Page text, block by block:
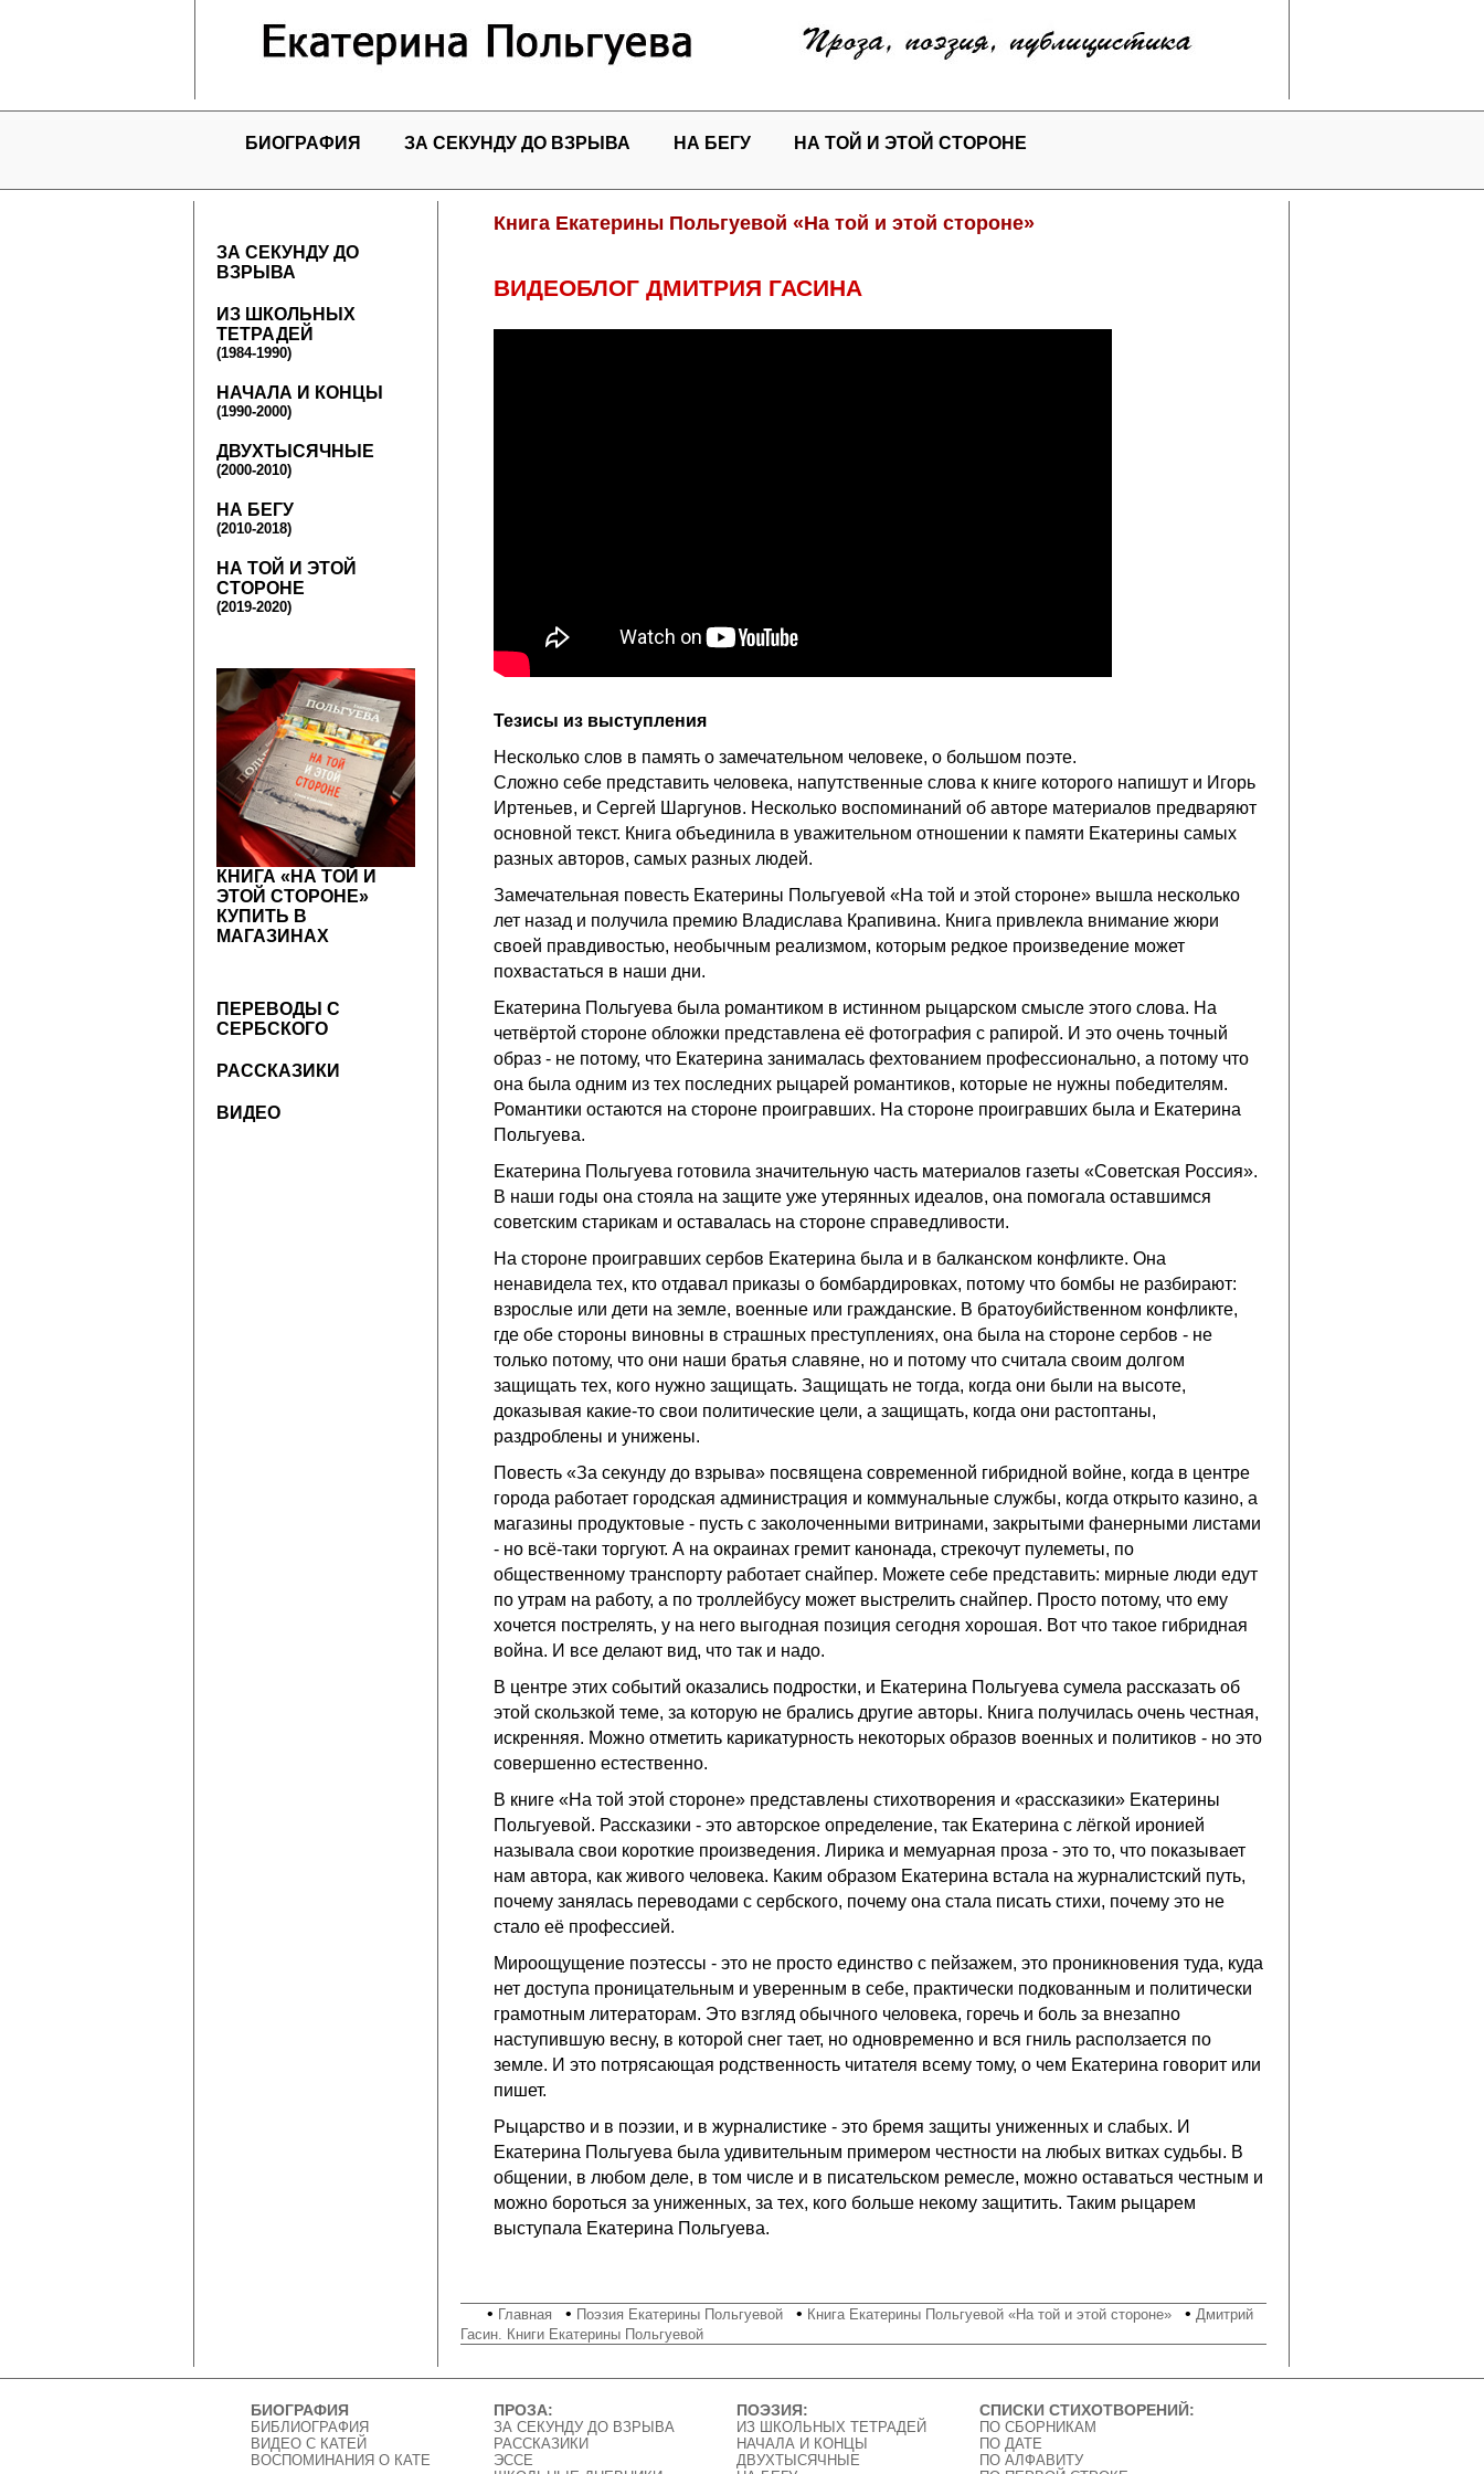
БИОГРАФИЯ ЗА СЕКУНДУ ДО ВЗРЫВА НА БЕГУ НА ТОЙ И ЭТОЙ СТОРОНЕ
ЗА СЕКУНДУ ДО
ВЗРЫВА
ИЗ ШКОЛЬНЫХ
ТЕТРАДЕЙ
(1984-1990)
НАЧАЛА И КОНЦЫ
(1990-2000)
ДВУХТЫСЯЧНЫЕ
(2000-2010)
НА БЕГУ
(2010-2018)
НА ТОЙ И ЭТОЙ
СТОРОНЕ
(2019-2020)
КНИГА «НА ТОЙ И
ЭТОЙ СТОРОНЕ»
КУПИТЬ В
МАГАЗИНАХ
ПЕРЕВОДЫ С
СЕРБСКОГО
РАССКАЗИКИ
ВИДЕО
Книга Екатерины Польгуевой «На той и этой стороне»
ВИДЕОБЛОГ ДМИТРИЯ ГАСИНА
Тезисы из выступления
Несколько слов в память о замечательном человеке, о большом поэте.
Cложно себе представить человека, напутственные слова к книге которого напишут и Игорь
Иртеньев, и Сергей Шаргунов. Несколько воспоминаний об авторе материалов предваряют
основной текст. Книга объединила в уважительном отношении к памяти Екатерины самых
разных авторов, самых разных людей.
Замечательная повесть Екатерины Польгуевой «На той и этой стороне» вышла несколько
лет назад и получила премию Владислава Крапивина. Книга привлекла внимание жюри
своей правдивостью, необычным реализмом, которым редкое произведение может
похвастаться в наши дни.
Екатерина Польгуева была романтиком в истинном рыцарском смысле этого слова. На
четвёртой стороне обложки представлена её фотография с рапирой. И это очень точный
образ - не потому, что Екатерина занималась фехтованием профессионально, а потому что
она была одним из тех последних рыцарей романтиков, которые не нужны победителям.
Романтики остаются на стороне проигравших. На стороне проигравших была и Екатерина
Польгуева.
Екатерина Польгуева готовила значительную часть материалов газеты «Советская Россия».
В наши годы она стояла на защите уже утерянных идеалов, она помогала оставшимся
советским старикам и оставалась на стороне справедливости.
На стороне проигравших сербов Екатерина была и в балканском конфликте. Она
ненавидела тех, кто отдавал приказы о бомбардировках, потому что бомбы не разбирают:
взрослые или дети на земле, военные или гражданские. В братоубийственном конфликте,
где обе стороны виновны в страшных преступлениях, она была на стороне сербов - не
только потому, что они наши братья славяне, но и потому что считала своим долгом
защищать тех, кого нужно защищать. Защищать не тогда, когда они были на высоте,
доказывая какие-то свои политические цели, а защищать, когда они растоптаны,
раздроблены и унижены.
Повесть «За секунду до взрыва» посвящена современной гибридной войне, когда в центре
города работает городская администрация и коммунальные службы, когда открыто казино, а
магазины продуктовые - пусть с заколоченными витринами, закрытыми фанерными листами
- но всё-таки торгуют. А на окраинах гремит канонада, стрекочут пулеметы, по
общественному транспорту работает снайпер. Можете себе представить: мирные люди едут
по утрам на работу, а по троллейбусу может выстрелить снайпер. Просто потому, что ему
хочется пострелять, у на него выгодная позиция сегодня хорошая. Вот что такое гибридная
война. И все делают вид, что так и надо.
В центре этих событий оказались подростки, и Екатерина Польгуева сумела рассказать об
этой скользкой теме, за которую не брались другие авторы. Книга получилась очень честная,
искренняя. Можно отметить карикатурность некоторых образов военных и политиков - но это
совершенно естественно.
В книге «На той этой стороне» представлены стихотворения и «рассказики» Екатерины
Польгуевой. Рассказики - это авторское определение, так Екатерина с лёгкой иронией
называла свои короткие произведения. Лирика и мемуарная проза - это то, что показывает
нам автора, как живого человека. Каким образом Екатерина встала на журналистский путь,
почему занялась переводами с сербского, почему она стала писать стихи, почему это не
стало её профессией.
Мироощущение поэтессы - это не просто единство с пейзажем, это проникновения туда, куда
нет доступа проницательным и уверенным в себе, практически подкованным и политически
грамотным литераторам. Это взгляд обычного человека, горечь и боль за внезапно
наступившую весну, в которой снег тает, но одновременно и вся гниль расползается по
земле. И это потрясающая родственность читателя всему тому, о чем Екатерина говорит или
пишет.
Рыцарство и в поэзии, и в журналистике - это бремя защиты униженных и слабых. И
Екатерина Польгуева была удивительным примером честности на любых витках судьбы. В
общении, в любом деле, в том числе и в писательском ремесле, можно оставаться честным и
можно бороться за униженных, за тех, кого больше некому защитить. Таким рыцарем
выступала Екатерина Польгуева.
• Главная • Поэзия Екатерины Польгуевой • Книга Екатерины Польгуевой «На той и этой стороне» • Дмитрий
Гасин. Книги Екатерины Польгуевой
БИОГРАФИЯ
БИБЛИОГРАФИЯ
ВИДЕО C КАТЕЙ
ВОСПОМИНАНИЯ О КАТЕ
ПРОЗА:
ЗА СЕКУНДУ ДО ВЗРЫВА
РАССКАЗИКИ
ЭССЕ
ПОЭЗИЯ:
ИЗ ШКОЛЬНЫХ ТЕТРАДЕЙ
НАЧАЛА И КОНЦЫ
ДВУХТЫСЯЧНЫЕ
CПИСКИ СТИХОТВОРЕНИЙ:
ПО СБОРНИКАМ
ПО ДАТЕ
ПО АЛФАВИТУ